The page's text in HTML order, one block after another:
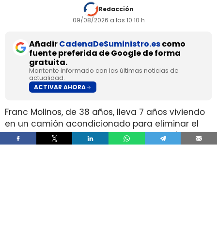
Redacción
09/08/2026 a las 10:10 h
AñadirCadenaDeSuministro.escomo
fuente preferida de Google de forma
gratuita.
Mantente informado con las últimas noticias de
actualidad.
ACTIVAR AHORA
Franc Molinos, de 38 años, lleva 7 años viviendo
en un camión acondicionado para eliminar el
alquiler y recortar sus gastos fijos. El vehículo
incorpora cocina, dormitorio, espacio de